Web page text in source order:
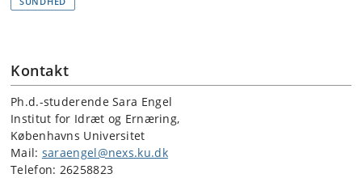
Kontakt
Ph.d.-studerende Sara Engel
Institut for Idræt og Ernæring,
Københavns Universitet
Mail: saraengel@nexs.ku.dk
Telefon: 26258823